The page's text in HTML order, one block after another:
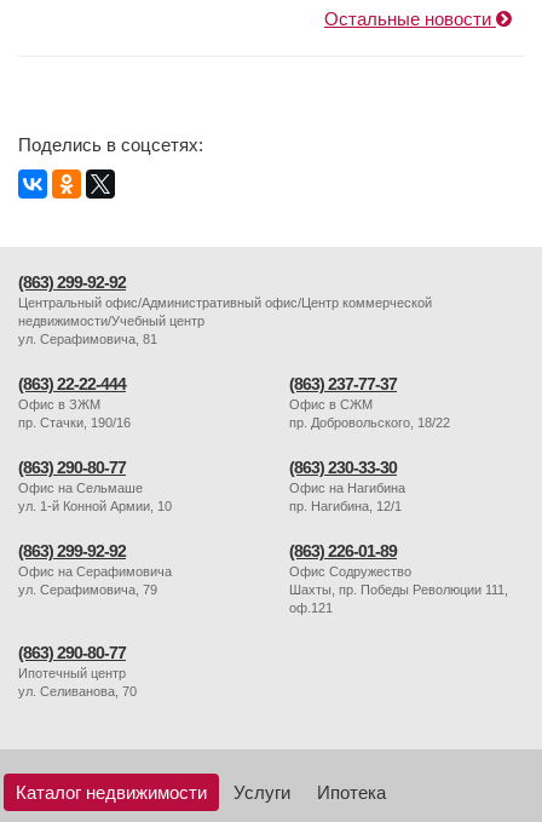
Остальные новости
Поделись в соцсетях:
(863) 299-92-92
Центральный офис/Административный офис/Центр коммерческой
недвижимости/Учебный центр
ул. Серафимовича, 81
(863) 22-22-444
Офис в ЗЖМ
пр. Стачки, 190/16
(863) 237-77-37
Офис в СЖМ
пр. Добровольского, 18/22
(863) 290-80-77
Офис на Сельмаше
ул. 1-й Конной Армии, 10
(863) 230-33-30
Офис на Нагибина
пр. Нагибина, 12/1
(863) 299-92-92
Офис на Серафимовича
ул. Серафимовича, 79
(863) 226-01-89
Офис Содружество
Шахты, пр. Победы Революции 111,
оф.121
(863) 290-80-77
Ипотечный центр
ул. Селиванова, 70
Каталог недвижимости Услуги
Ипотека